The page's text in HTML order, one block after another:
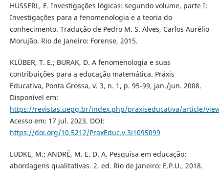
HUSSERL, E. Investigações lógicas: segundo volume, parte I:
Investigações para a fenomenologia e a teoria do
conhecimento. Tradução de Pedro M. S. Alves, Carlos Aurélio
Morujão. Rio de Janeiro: Forense, 2015.
KLÜBER, T. E.; BURAK, D. A fenomenologia e suas
contribuições para a educação matemática. Práxis
Educativa, Ponta Grossa, v. 3, n. 1, p. 95-99, jan./jun. 2008.
Disponível em:
https://revistas.uepg.br/index.php/praxiseducativa/article/
Acesso em: 17 jul. 2023. DOI:
https://doi.org/10.5212/PraxEduc.v.3i1095099
LUDKE, M.; ANDRÉ, M. E. D. A. Pesquisa em educação:
abordagens qualitativas. 2. ed. Rio de Janeiro: E.P.U., 2018.